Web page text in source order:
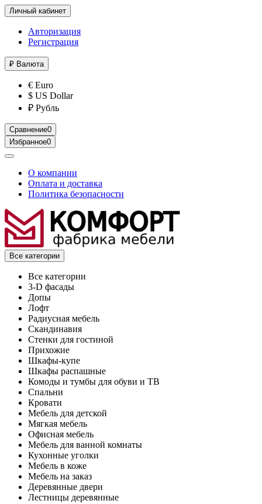
Личный кабинет
Авторизация
Регистрация
₽ Валюта
€ Euro
$ US Dollar
₽ Рубль
Сравнение0
Избранное0
О компании
Оплата и доставка
Политика безопасности
Все категории
Все категории
3-D фасады
Допы
Лофт
Радиусная мебель
Скандинавия
Стенки для гостиной
Прихожие
Шкафы-купе
Шкафы распашные
Комоды и тумбы для обуви и ТВ
Спальни
Кровати
Мебель для детской
Мягкая мебель
Офисная мебель
Мебель для ванной комнаты
Кухонные уголки
Мебель в коже
Мебель на заказ
Деревянные двери
Лестницы деревянные